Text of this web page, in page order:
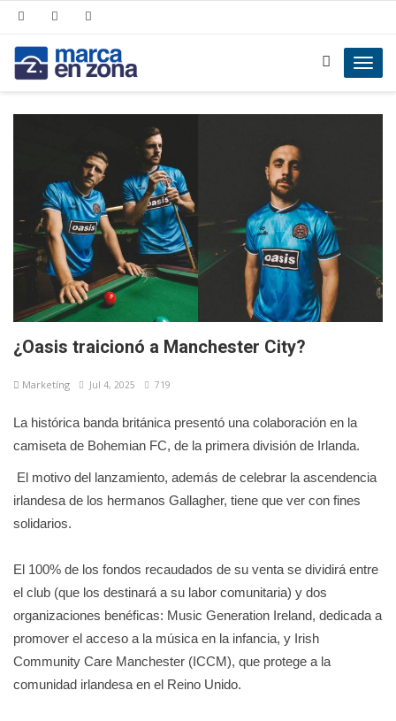
¿Oasis traicionó a Manchester City?
Marketíng Jul 4, 2025 719
La histórica banda británica presentó una colaboración en la
camiseta de Bohemian FC, de la primera división de Irlanda.
El motivo del lanzamiento, además de celebrar la ascendencia
irlandesa de los hermanos Gallagher, tiene que ver con fines
solidarios.
El 100% de los fondos recaudados de su venta se dividirá entre
el club (que los destinará a su labor comunitaria) y dos
organizaciones benéficas: Music Generation Ireland, dedicada a
promover el acceso a la música en la infancia, y Irish
Community Care Manchester (ICCM), que protege a la
comunidad irlandesa en el Reino Unido.